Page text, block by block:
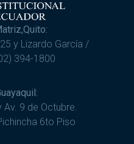
y Lizardo García /
394-1800
Av. 9 de Octubre.
6to Piso